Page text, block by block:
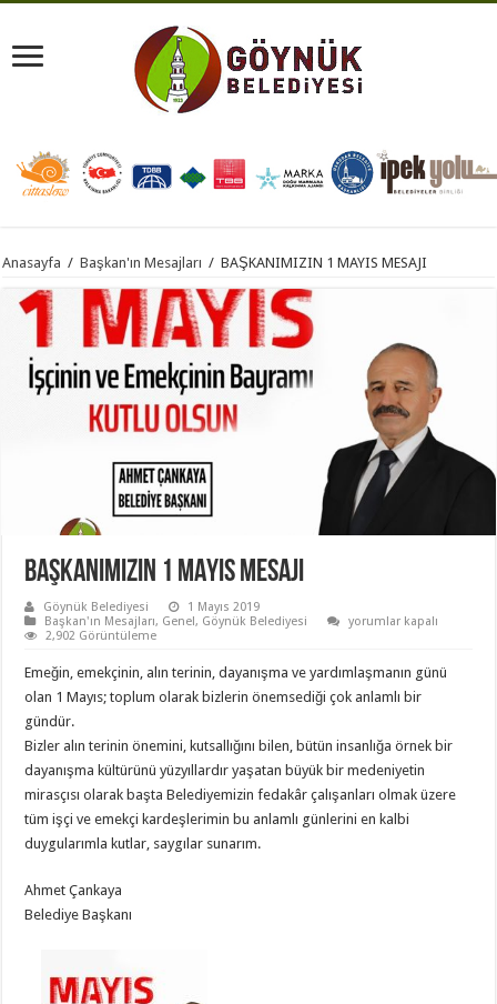
Anasayfa / Başkan'ın Mesajları / BAŞKANIMIZIN 1 MAYIS MESAJI
BAŞKANIMIZIN 1 MAYIS MESAJI
Göynük Belediyesi
1 Mayıs 2019
Başkan'ın Mesajları, Genel, Göynük Belediyesi
BAŞKANIMIZIN
MESAJI
için
yorumlar kapalı
2,902 Görüntüleme
Emeğin, emekçinin, alın terinin, dayanışma ve yardımlaşmanın günü
olan 1 Mayıs; toplum olarak bizlerin önemsediği çok anlamlı bir
gündür.
Bizler alın terinin önemini, kutsallığını bilen, bütün insanlığa örnek bir
dayanışma kültürünü yüzyıllardır yaşatan büyük bir medeniyetin
mirasçısı olarak başta Belediyemizin fedakâr çalışanları olmak üzere
tüm işçi ve emekçi kardeşlerimin bu anlamlı günlerini en kalbi
duygularımla kutlar, saygılar sunarım.
Ahmet Çankaya
Belediye Başkanı